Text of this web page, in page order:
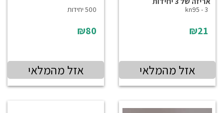
kn95 - 3
₪21
אזל מהמלאי
500 יחידות
₪80
אזל מהמלאי